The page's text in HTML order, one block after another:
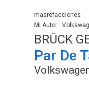
masrefacciones
Mi Auto:
BRÜCK
Par De